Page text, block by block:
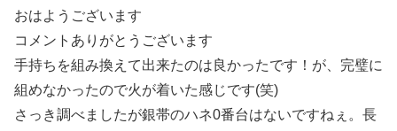
おはようございます
コメントありがとうございます
手持ちを組み換えて出来たのは良かったです！が、完璧に
組めなかったので火が着いた感じです(笑)
さっき調べましたが銀帯のハネ0番台はないですねぇ。長